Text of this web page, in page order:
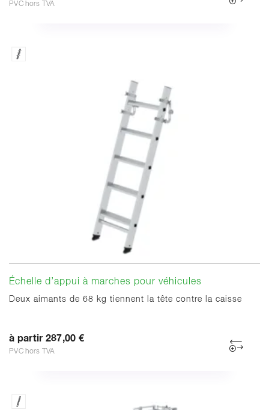
PVC hors TVA
Échelle d’appui à marches pour véhicules
Deux aimants de 68 kg tiennent la tête contre la caisse
à partir 287,00 €
PVC hors TVA